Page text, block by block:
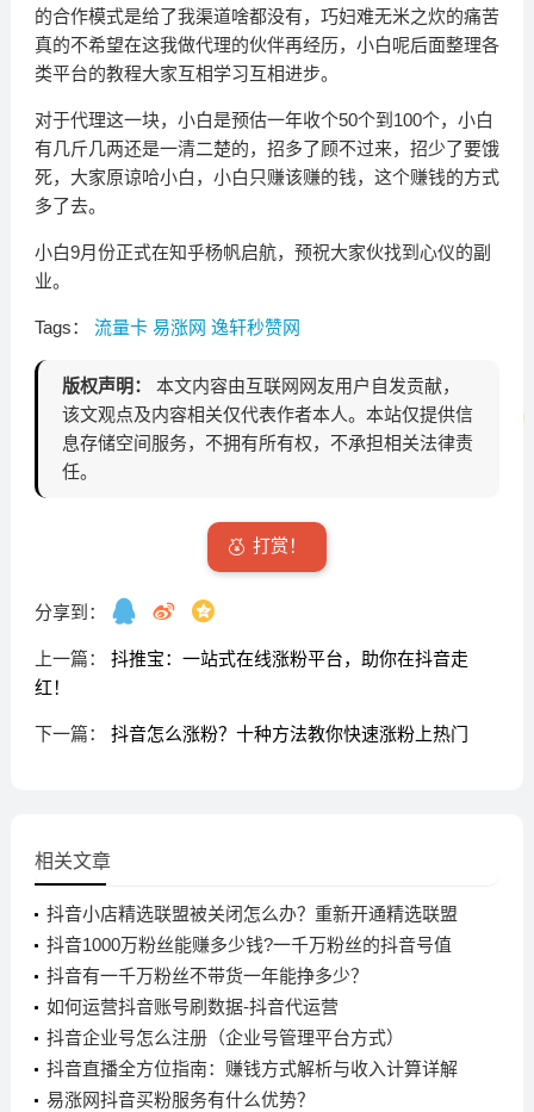
的合作模式是给了我渠道啥都没有，巧妇难无米之炊的痛苦
真的不希望在这我做代理的伙伴再经历，小白呢后面整理各
类平台的教程大家互相学习互相进步。
对于代理这一块，小白是预估一年收个50个到100个，小白
有几斤几两还是一清二楚的，招多了顾不过来，招少了要饿
死，大家原谅哈小白，小白只赚该赚的钱，这个赚钱的方式
多了去。
小白9月份正式在知乎杨帆启航，预祝大家伙找到心仪的副
业。
Tags： 流量卡 易涨网 逸轩秒赞网
版权声明：
本文内容由互联网网友用户自发贡献，
该文观点及内容相关仅代表作者本人。本站仅提供信
息存储空间服务，不拥有所有权，不承担相关法律责
任。
打赏！
分享到：
上一篇： 抖推宝：一站式在线涨粉平台，助你在抖音走
红！
下一篇： 抖音怎么涨粉？十种方法教你快速涨粉上热门
相关文章
抖音小店精选联盟被关闭怎么办？重新开通精选联盟
的方法！
抖音1000万粉丝能赚多少钱?一千万粉丝的抖音号值
多少?
抖音有一千万粉丝不带货一年能挣多少？
如何运营抖音账号刷数据-抖音代运营
抖音企业号怎么注册（企业号管理平台方式）
抖音直播全方位指南：赚钱方式解析与收入计算详解
易涨网抖音买粉服务有什么优势？